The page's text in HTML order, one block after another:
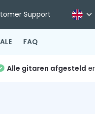
Support
FAQ
Alle gitaren afgesteld